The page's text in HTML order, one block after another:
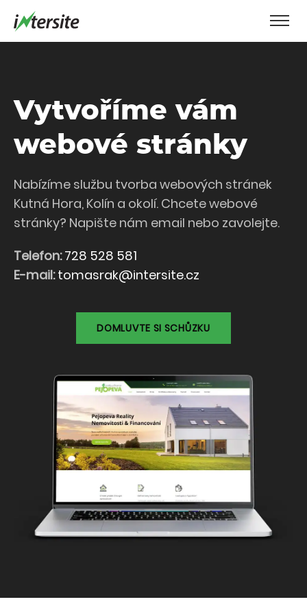
Vytvoříme vám
webové stránky
Nabízíme službu tvorba webových stránek
Kutná Hora, Kolín a okolí. Chcete webové
stránky? Napište nám email nebo zavolejte.
Telefon: 728 528 581
E-mail: tomasrak@intersite.cz
DOMLUVTE SI SCHŮZKU